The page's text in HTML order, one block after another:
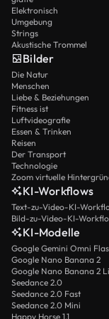
Elektronisch
Umgebung
Strings
Akustische Trommel
Bilder
Die Natur
Menschen
Liebe & Beziehungen
Fitness ist
Luftvideografie
Essen & Trinken
Reisen
Der Transport
Technologie
Zoom virtuelle
KI-Workflows
Text-zu-Video-KI-
Bild-zu-Video-KI-
KI-Modelle
Google Gemini Omni
Google Nano Banana 2
Google Nano Banana 2
Seedance 2.0
Seedance 2.0 Fast
Seedance 2.0 Mini
Happy Horse 1.1